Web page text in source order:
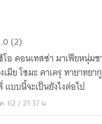
(2)
โอ คอนเทสซ่า มาเฟียหนุ่ม
แบบนี้จะเป็นยังไงต่อไป
62 / 21:37 น.